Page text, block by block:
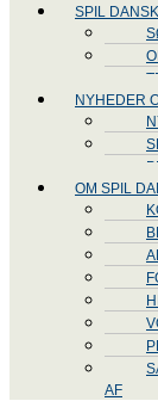
SPIL
NYHEDER
OM SPIL
AF